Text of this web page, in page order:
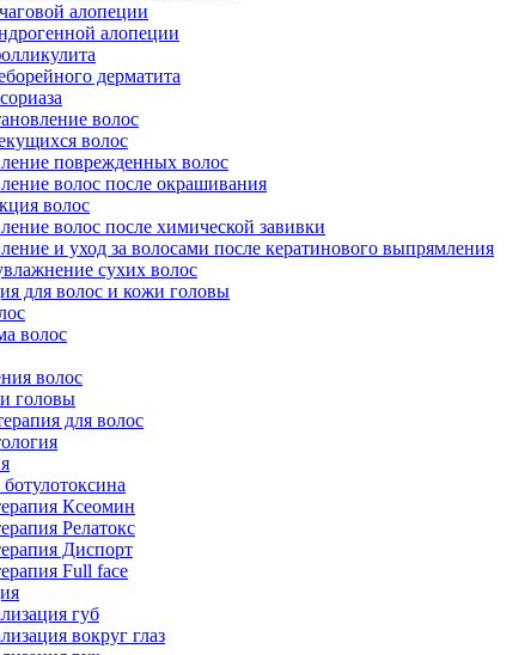
алопеции
алопеции
дерматита
волос
волос
поврежденных волос
волос после окрашивания
волос
волос после химической завивки
и уход за волосами после кератинового выпрямления
сухих волос
для волос и кожи головы
волос
волос
головы
для волос
Ксеомин
Релатокс
Диспорт
Full face
губ
вокруг глаз